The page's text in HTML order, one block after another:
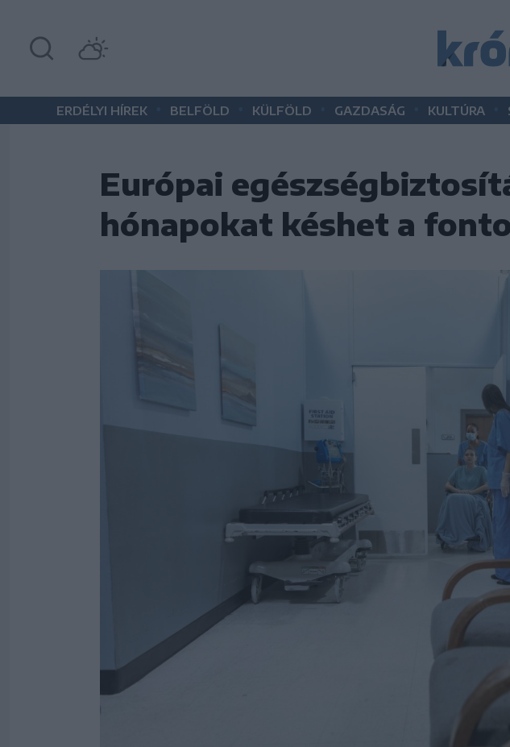
ERDÉLYI HÍREK BELFÖLD KÜLFÖLD GAZDASÁG KULTÚRA
Európai
hónapokat késhet a